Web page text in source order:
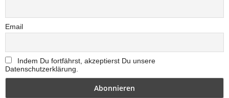
Email
Indem Du fortfährst, akzeptierst Du unsere
Datenschutzerklärung.